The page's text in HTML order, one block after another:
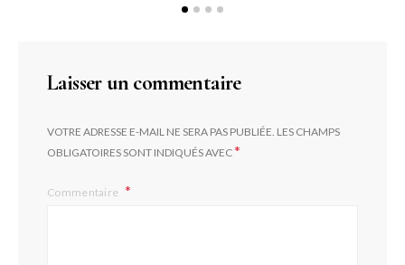
Laisser un commentaire
VOTRE ADRESSE E-MAIL NE SERA PAS PUBLIÉE. LES CHAMPS
OBLIGATOIRES SONT INDIQUÉS AVEC*
Commentaire